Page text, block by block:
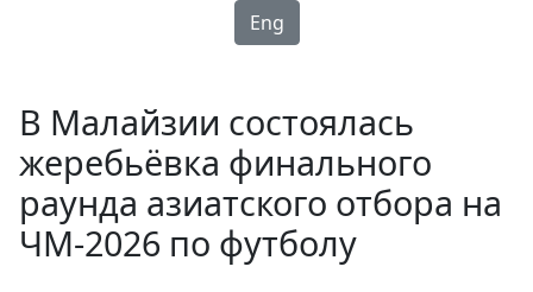
Eng
В Малайзии состоялась
жеребьёвка финального
раунда азиатского отбора на
ЧМ-2026 по футболу